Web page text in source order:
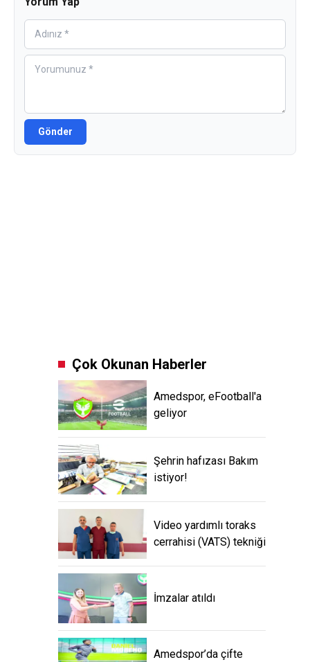
Gönder
Çok Okunan Haberler
Amedspor, eFootball'a
geliyor
Şehrin hafızası Bakım
istiyor!
Video yardımlı toraks
cerrahisi (VATS) tekniği
İmzalar atıldı
Amedspor’da çifte